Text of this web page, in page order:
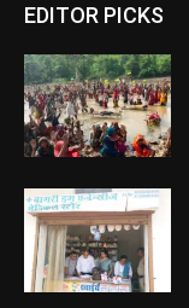
EDITOR PICKS